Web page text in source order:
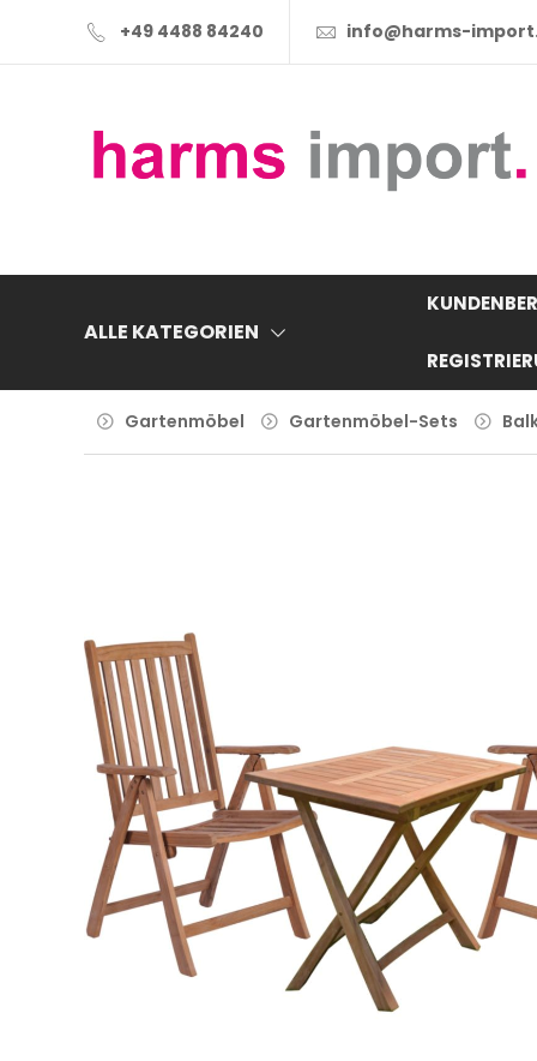
+49 4488 84240 info@harms-
ALLE KATEGORIEN
Gartenmöbel Gartenmöbel-Sets